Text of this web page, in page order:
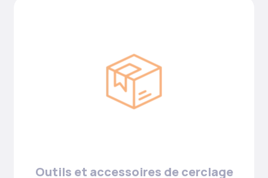
Outils et accessoires de cerclage